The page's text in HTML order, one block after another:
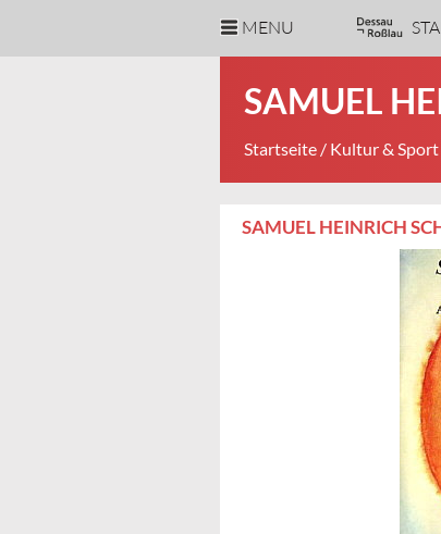
MENU
SAMUEL
Startseite / Kultur & Sport
SAMUEL HEINRICH